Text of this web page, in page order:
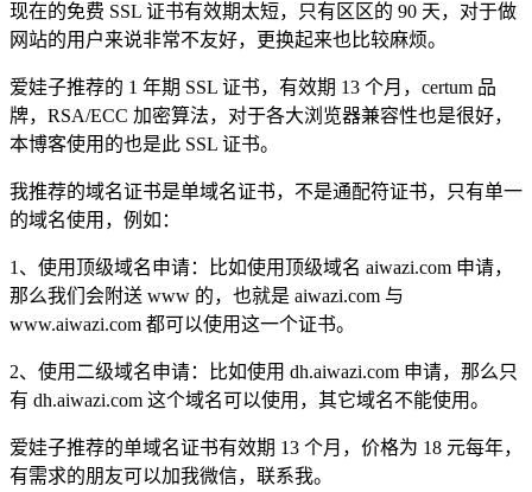
现在的免费 SSL 证书有效期太短，只有区区的 90 天，对于做
网站的用户来说非常不友好，更换起来也比较麻烦。
爱娃子推荐的 1 年期 SSL 证书，有效期 13 个月，certum 品
牌，RSA/ECC 加密算法，对于各大浏览器兼容性也是很好，
本博客使用的也是此 SSL 证书。
我推荐的域名证书是单域名证书，不是通配符证书，只有单一
的域名使用，例如：
1、使用顶级域名申请：比如使用顶级域名 aiwazi.com 申请，
那么我们会附送 www 的，也就是 aiwazi.com 与
www.aiwazi.com 都可以使用这一个证书。
2、使用二级域名申请：比如使用 dh.aiwazi.com 申请，那么只
有 dh.aiwazi.com 这个域名可以使用，其它域名不能使用。
爱娃子推荐的单域名证书有效期 13 个月，价格为 18 元每年，
有需求的朋友可以加我微信，联系我。